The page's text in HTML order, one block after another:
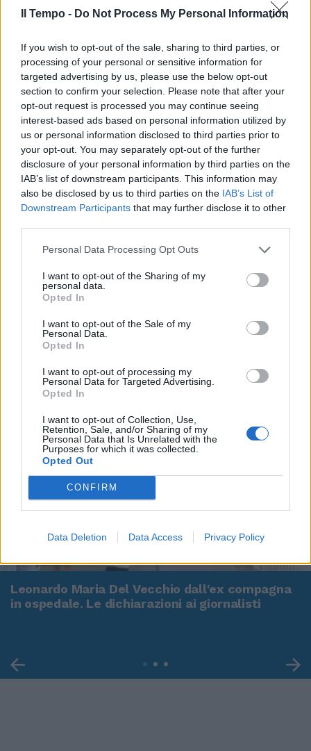
Il Tempo - Do Not Process My Personal Information
If you wish to opt-out of the sale, sharing to third parties, or
processing of your personal or sensitive information for
targeted advertising by us, please use the below opt-out
section to confirm your selection. Please note that after your
opt-out request is processed you may continue seeing
interest-based ads based on personal information utilized by
us or personal information disclosed to third parties prior to
your opt-out. You may separately opt-out of the further
disclosure of your personal information by third parties on the
IAB’s list of downstream participants. This information may
also be disclosed by us to third parties on the IAB’s List of
Downstream Participants that may further disclose it to other
Personal Data Processing Opt Outs
I want to opt-out of the Sharing of my
personal data.
Opted In
I want to opt-out of the Sale of my
Personal Data.
Opted In
I want to opt-out of processing my
Personal Data for Targeted Advertising.
Opted In
I want to opt-out of Collection, Use,
Retention, Sale, and/or Sharing of my
Personal Data that Is Unrelated with the
Purposes for which it was collected.
Opted Out
CONFIRM
Data Deletion Data Access Privacy Policy
Leonardo Maria Del Vecchio dall'ex compagna
in ospedale. Le dichiarazioni ai giornalisti